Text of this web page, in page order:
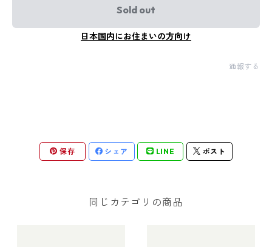
Sold out
日本国内にお住まいの方向け
通報する
保存 シェア LINE ポスト
同じカテゴリの商品